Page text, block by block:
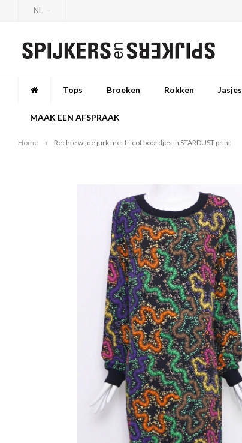
NL
Tops Broeken Rokken Jasjes
MAAK EEN AFSPRAAK
Home Rechte wijde jurk met tricot boordjes in STARDUST print